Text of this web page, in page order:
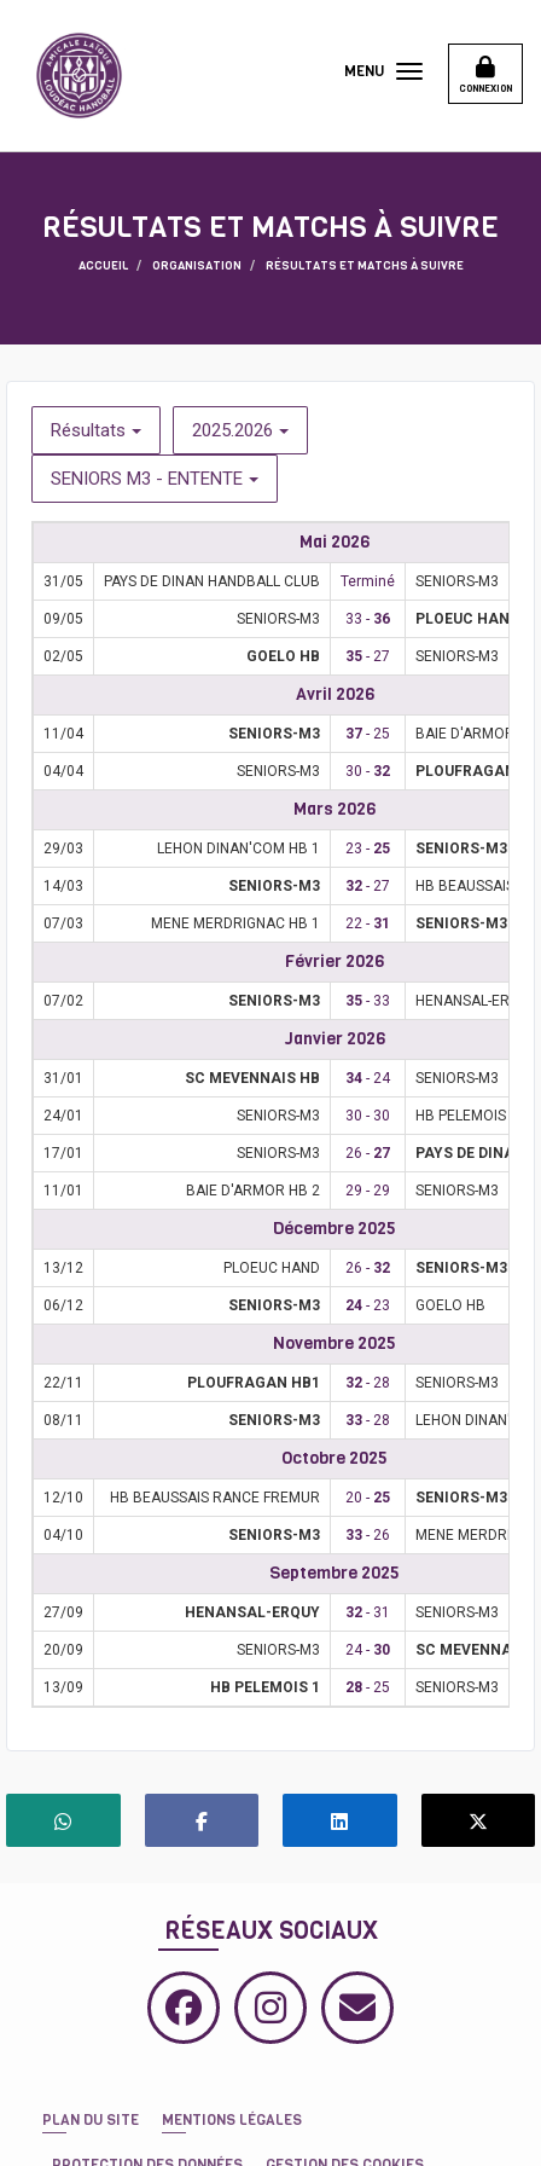
CONNEXION
MENU
RÉSULTATS ET MATCHS À SUIVRE
ACCUEIL ORGANISATION RÉSULTATS ET MATCHS À SUIVRE
Résultats 2025.2026
SENIORS M3 - ENTENTE
Mai 2026
31/05 PAYS DE DINAN HANDBALL CLUB Terminé SENIORS-M3
09/05 SENIORS-M3 33 - 36 PLOEUC HAND
02/05 GOELO HB 35 - 27 SENIORS-M3
Avril 2026
11/04 SENIORS-M3 37 - 25 BAIE D'ARMOR HB
04/04 SENIORS-M3 30 - 32 PLOUFRAGAN
Mars 2026
29/03 LEHON DINAN'COM HB 1 23 - 25 SENIORS-M3
14/03 SENIORS-M3 32 - 27 HB BEAUSSAIS
07/03 MENE MERDRIGNAC HB 1 22 - 31 SENIORS-M3
Février 2026
07/02 SENIORS-M3 35 - 33 HENANSAL-ERQUY
Janvier 2026
31/01 SC MEVENNAIS HB 34 - 24 SENIORS-M3
24/01 SENIORS-M3 30 - 30 HB PELEMOIS 1
17/01 SENIORS-M3 26 - 27 PAYS DE DINAN
11/01 BAIE D'ARMOR HB 2 29 - 29 SENIORS-M3
Décembre 2025
13/12 PLOEUC HAND 26 - 32 SENIORS-M3
06/12 SENIORS-M3 24 - 23 GOELO HB
Novembre 2025
22/11 PLOUFRAGAN HB1 32 - 28 SENIORS-M3
08/11 SENIORS-M3 33 - 28 LEHON
Octobre 2025
12/10 HB BEAUSSAIS RANCE FREMUR 20 - 25 SENIORS-M3
04/10 SENIORS-M3 33 - 26 MENE
Septembre 2025
27/09 HENANSAL-ERQUY 32 - 31 SENIORS-M3
20/09 SENIORS-M3 24 - 30 SC MEVENNAIS
13/09 HB PELEMOIS 1 28 - 25 SENIORS-M3
RÉSEAUX SOCIAUX
PLAN DU SITE MENTIONS LÉGALES